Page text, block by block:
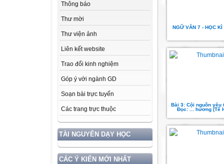
Thông báo
Thư mời
Thư viện ảnh
Liên kết website
Trao đổi kinh nghiệm
Góp ý với ngành GD
Soạn bài trực tuyến
Các trang trực thuộc
TÀI NGUYÊN DẠY HỌC
CÁC Ý KIẾN MỚI NHẤT
NGỮ VĂN 7 - HỌC KÌ
Bài 3: Cội nguồn yêu
Đọc: ... hương (Tế